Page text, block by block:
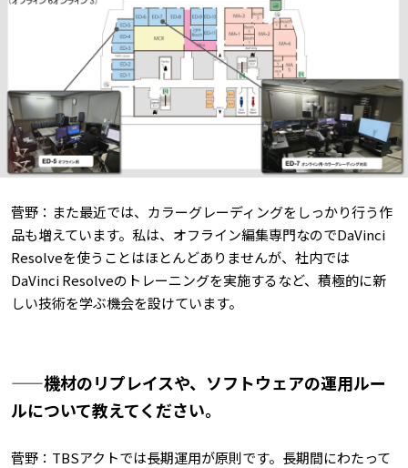
菅野：また最近では、カラーグレーディングをしっかり行う作
品も増えています。私は、オフライン編集専門なのでDaVinci
Resolveを使うことはほとんどありませんが、社内では
DaVinci Resolveのトレーニングを実施するなど、積極的に新
しい技術を学ぶ機会を設けています。
——機材のリプレイスや、ソフトウェアの運用ルー
ルについて教えてください。
菅野：TBSアクトでは長期運用が原則です。長期間にわたって